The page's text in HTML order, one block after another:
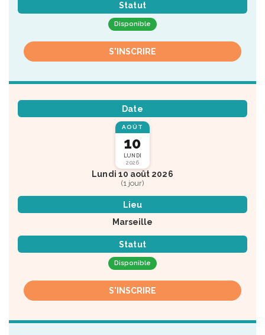
Statut
Disponible
S'INSCRIRE
Date
AOÛT
10
LUNDI
2026
Lundi 10 août 2026
(1 jour)
Lieu
Marseille
Statut
Disponible
S'INSCRIRE